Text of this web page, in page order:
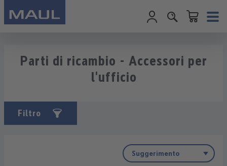
Il carrello
Parti di ricambio - Accessori per
l'ufficio
Filtro